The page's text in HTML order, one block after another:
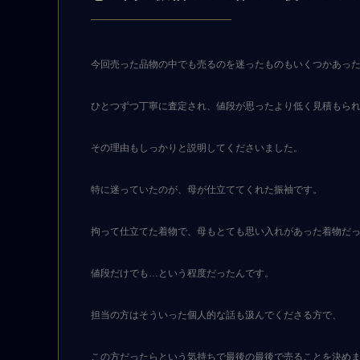
今回売った品物の中でも売るのを迷ったものもいくつかあった
ひとつずつ丁寧に査定され、値段が思ったより低く見積もら
その理由もしっかりと説明してくださいました。
特に迷っていたのが、母が仕立ててくれた振袖です。
拘って仕立てた着物で、母もとても思い入れがあった着物だ
値段だけでも…という程度だったんです。
担当の方はそういった個人的な話も汲んでくださる方で、
この方だったらという気持ちで最後の最後で売ることを決めま